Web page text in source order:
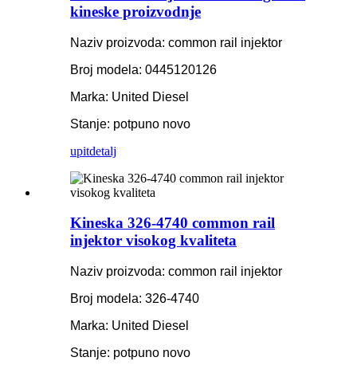
kineske proizvodnje
Naziv proizvoda: common rail injektor
Broj modela: 0445120126
Marka: United Diesel
Stanje: potpuno novo
upitdetalj
Kineska 326-4740 common rail
injektor visokog kvaliteta
Naziv proizvoda: common rail injektor
Broj modela: 326-4740
Marka: United Diesel
Stanje: potpuno novo